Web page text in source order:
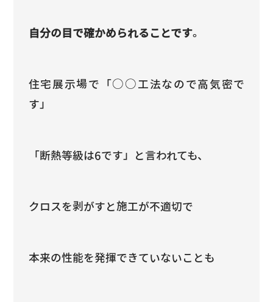
自分の目で確かめられることです。
住宅展示場で「○○工法なので高気密で
す」
「断熱等級は6です」と言われても、
クロスを剥がすと施工が不適切で
本来の性能を発揮できていないことも